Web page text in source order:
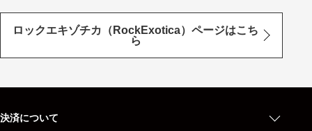
ロックエキゾチカ（RockExotica）ページはこち
ら
決済について